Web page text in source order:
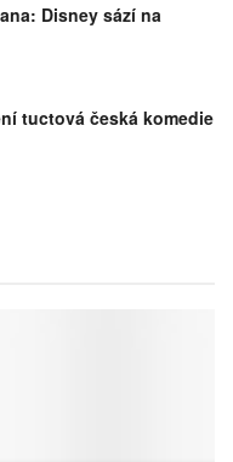
Disney sází na
tuctová česká komedie